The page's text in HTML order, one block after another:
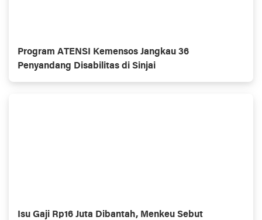
Program ATENSI Kemensos Jangkau 36
Penyandang Disabilitas di Sinjai
Isu Gaji Rp16 Juta Dibantah, Menkeu Sebut